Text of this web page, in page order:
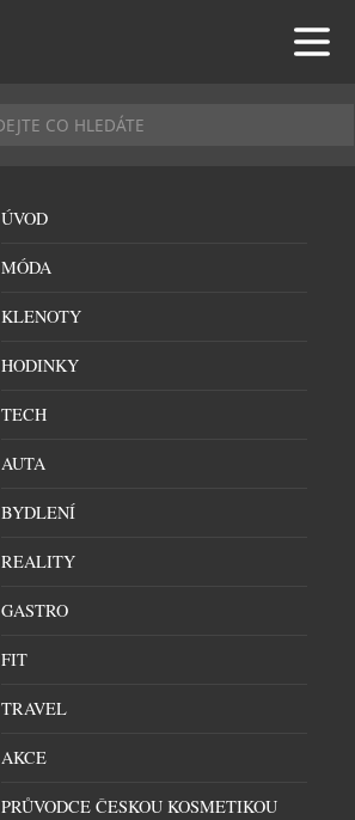
ÚVOD
MÓDA
KLENOTY
HODINKY
TECH
AUTA
BYDLENÍ
REALITY
GASTRO
FIT
TRAVEL
AKCE
PRŮVODCE ČESKOU KOSMETIKOU